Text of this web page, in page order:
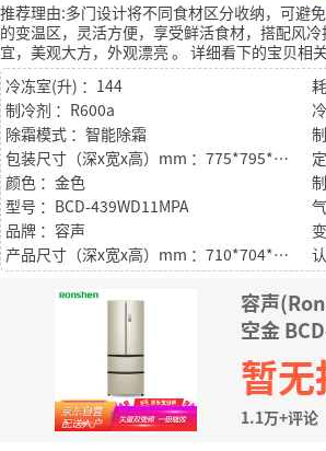
推荐理由:多门设计将不同食材区分收纳，可避
的变温区，灵活方便，享受鲜活食材，搭配风冷
宜，美观大方，外观漂亮 。 详细看下的宝贝相
冷冻室(升) ：144
制冷剂 ：R600a
除霜模式 ：智能除霜
包装尺寸（深x宽x高）mm ：775*795*1962
颜色 ：金色
型号 ：BCD-439WD11MPA
品牌 ：容声
产品尺寸（深x宽x高）mm ：710*704*1870
容声
空金
暂
1.1万+评论